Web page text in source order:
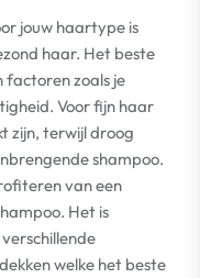
jouw haartype is
haar. Het beste
zoals je
Voor fijn haar
zijn, terwijl droog
shampoo.
van een
Het is
welke het beste